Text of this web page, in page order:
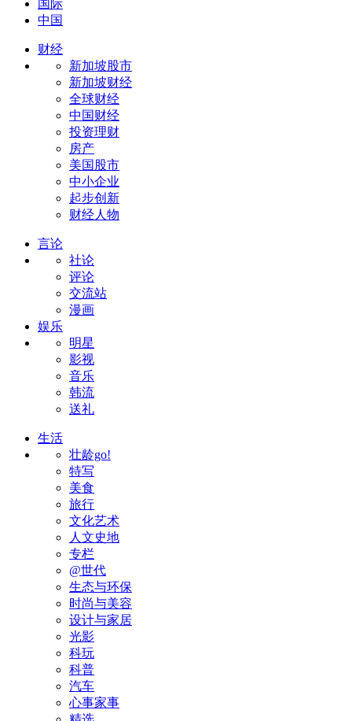
国际
中国
财经
新加坡股市
新加坡财经
全球财经
中国财经
投资理财
房产
美国股市
中小企业
起步创新
财经人物
言论
社论
评论
交流站
漫画
娱乐
明星
影视
音乐
韩流
送礼
生活
壮龄go!
特写
美食
旅行
文化艺术
人文史地
专栏
@世代
生态与环保
时尚与美容
设计与家居
光影
科玩
科普
汽车
心事家事